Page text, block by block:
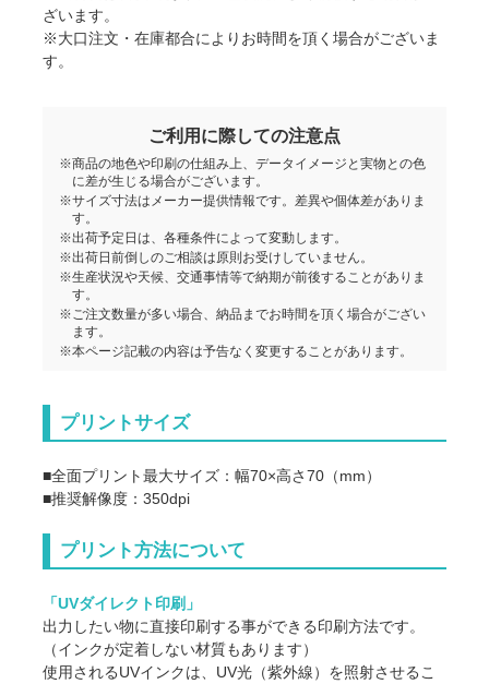
ざいます。
※大口注文・在庫都合によりお時間を頂く場合がございま
す。
ご利用に際しての注意点
※商品の地色や印刷の仕組み上、データイメージと実物との色
に差が生じる場合がございます。
※サイズ寸法はメーカー提供情報です。差異や個体差がありま
す。
※出荷予定日は、各種条件によって変動します。
※出荷日前倒しのご相談は原則お受けしていません。
※生産状況や天候、交通事情等で納期が前後することがありま
す。
※ご注文数量が多い場合、納品までお時間を頂く場合がござい
ます。
※本ページ記載の内容は予告なく変更することがあります。
プリントサイズ
■全面プリント最大サイズ：幅70×高さ70（mm）
■推奨解像度：350dpi
プリント方法について
「UVダイレクト印刷」
出力したい物に直接印刷する事ができる印刷方法です。
（インクが定着しない材質もあります）
使用されるUVインクは、UV光（紫外線）を照射させるこ